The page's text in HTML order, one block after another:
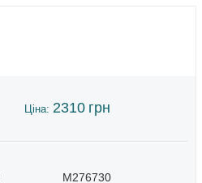
Ціна: 2310 грн
M276730